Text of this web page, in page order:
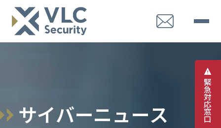
緊
急
対
応
窓
口
サイバーニュース